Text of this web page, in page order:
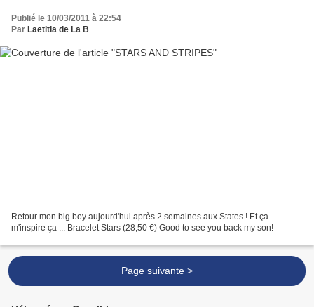
Publié le 10/03/2011 à 22:54
Par Laetitia de La B
Retour mon big boy aujourd'hui après 2 semaines aux States ! Et ça
m'inspire ça ... Bracelet Stars (28,50 €) Good to see you back my son!
Page suivante >